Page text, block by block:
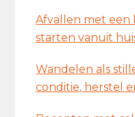
Afvallen met een
starten vanuit
Wandelen als
conditie, herstel